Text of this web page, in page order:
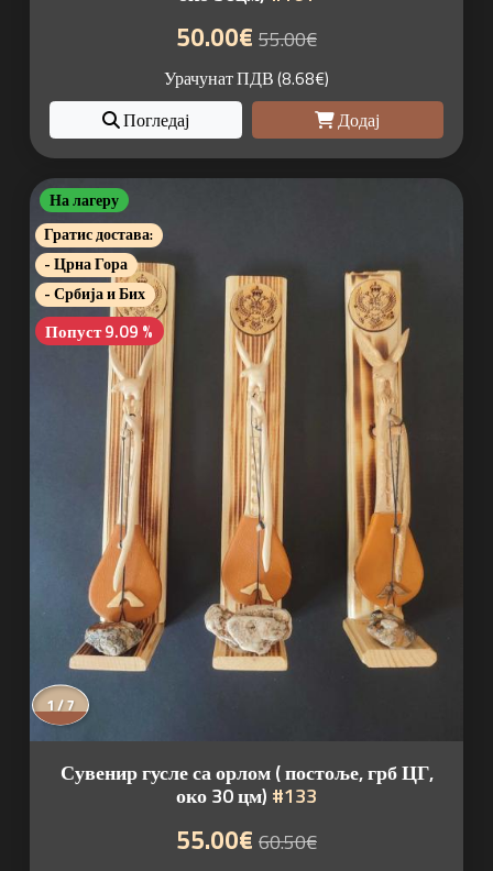
50.00€ 55.00€
Урачунат ПДВ (8.68€)
Погледај
Додај
На лагеру
Гратис достава:
- Црна Гора
- Србија и Бих
Попуст 9.09 %
1 / 7
Сувенир гусле са орлом ( постоље, грб ЦГ,
око 30 цм) #133
55.00€ 60.50€